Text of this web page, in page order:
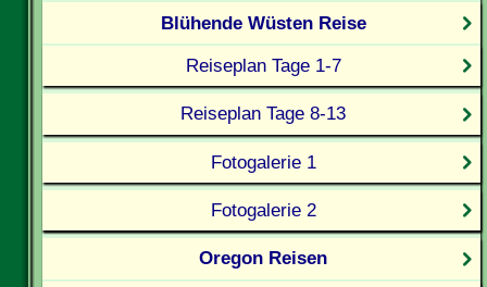
Blühende Wüsten Reise
Reiseplan Tage 1-7
Reiseplan Tage 8-13
Fotogalerie 1
Fotogalerie 2
Oregon Reisen